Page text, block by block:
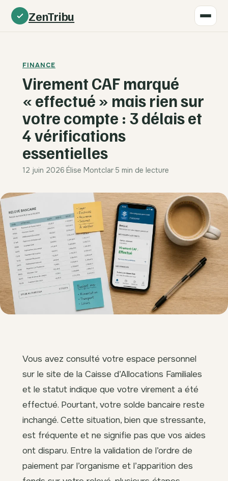
ZenTribu
FINANCE
Virement CAF marqué
« effectué » mais rien sur
votre compte : 3 délais et
4 vérifications
essentielles
12 juin 2026·Élise Montclar·5 min de lecture
Vous avez consulté votre espace personnel
sur le site de la Caisse d’Allocations Familiales
et le statut indique que votre virement a été
effectué. Pourtant, votre solde bancaire reste
inchangé. Cette situation, bien que stressante,
est fréquente et ne signifie pas que vos aides
ont disparu. Entre la validation de l’ordre de
paiement par l’organisme et l’apparition des